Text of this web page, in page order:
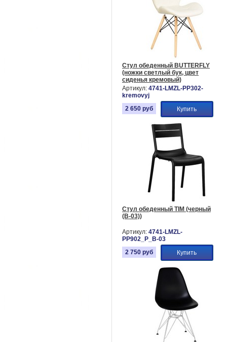
Стул обеденный BUTTERFLY
(ножки светлый бук, цвет
сиденья кремовый)
Артикул: 4741-LMZL-PP302-
kremovyj
2 650 руб Купить
Стул обеденный TIM (черный
(B-03))
Артикул: 4741-LMZL-
PP902_P_B-03
2 750 руб Купить